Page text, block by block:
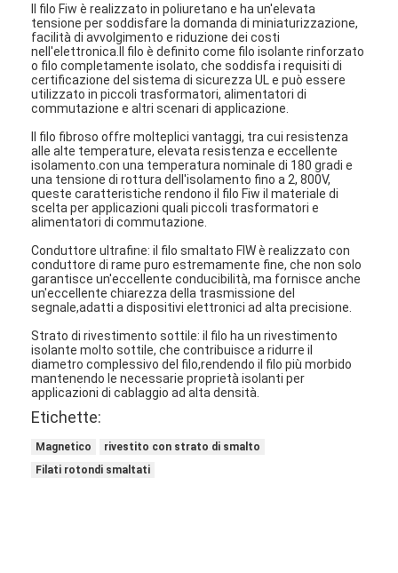
Il filo Fiw è realizzato in poliuretano e ha un'elevata
tensione per soddisfare la domanda di miniaturizzazione,
facilità di avvolgimento e riduzione dei costi
nell'elettronica.Il filo è definito come filo isolante rinforzato
o filo completamente isolato, che soddisfa i requisiti di
certificazione del sistema di sicurezza UL e può essere
utilizzato in piccoli trasformatori, alimentatori di
commutazione e altri scenari di applicazione.
Il filo fibroso offre molteplici vantaggi, tra cui resistenza
alle alte temperature, elevata resistenza e eccellente
isolamento.con una temperatura nominale di 180 gradi e
una tensione di rottura dell'isolamento fino a 2, 800V,
queste caratteristiche rendono il filo Fiw il materiale di
scelta per applicazioni quali piccoli trasformatori e
alimentatori di commutazione.
Conduttore ultrafine: il filo smaltato FIW è realizzato con
conduttore di rame puro estremamente fine, che non solo
garantisce un'eccellente conducibilità, ma fornisce anche
un'eccellente chiarezza della trasmissione del
segnale,adatti a dispositivi elettronici ad alta precisione.
Strato di rivestimento sottile: il filo ha un rivestimento
isolante molto sottile, che contribuisce a ridurre il
diametro complessivo del filo,rendendo il filo più morbido
mantenendo le necessarie proprietà isolanti per
applicazioni di cablaggio ad alta densità.
Etichette:
Magnetico
rivestito con strato di smalto
Filati rotondi smaltati